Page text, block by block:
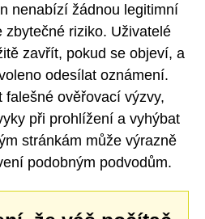
nenabízí žádnou legitimní
zbytečné riziko. Uživatelé
zavřít, pokud se objeví, a
odesílat oznámení.
falešné ověřovací výzvy,
při prohlížení a vyhýbat
stránkám může výrazně
podobným podvodům.